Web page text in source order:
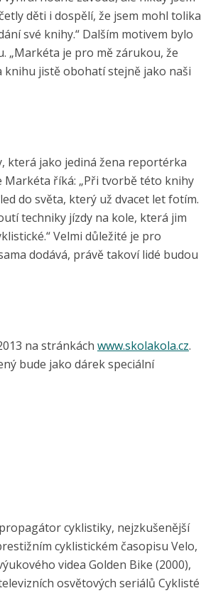
děti i dospělí, že jsem mohl tolika
své knihy.“ Dalším motivem bylo
je pro mě zárukou, že
knihu jistě obohatí stejně jako naši
která jako jediná žena reportérka
Markéta říká: „Při tvorbě této knihy
do světa, který už dvacet let fotím.
techniky jízdy na kole, která jim
Velmi důležité je pro
dodává, právě takoví lidé budou
na stránkách www.skolakola.cz.
bude jako dárek speciální
cyklistiky, nejzkušenější
cyklistickém časopisu Velo,
videa Golden Bike (2000),
osvětových seriálů Cyklisté